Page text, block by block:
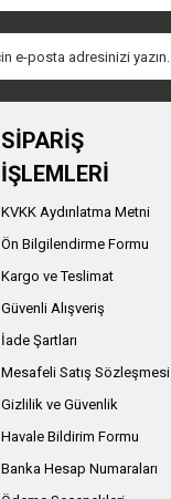
SİPARİŞ
İŞLEMLERİ
KVKK Aydınlatma Metni
Ön Bilgilendirme Formu
Kargo ve Teslimat
Güvenli Alışveriş
İade Şartları
Mesafeli Satış Sözleşmesi
Gizlilik ve Güvenlik
Havale Bildirim Formu
Banka Hesap Numaraları